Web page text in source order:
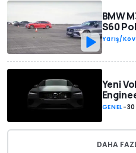
BMW
S60
Yarış/
Yeni
GENEL-
DAHA